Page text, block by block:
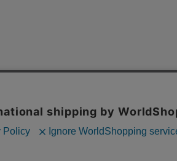
採用情報